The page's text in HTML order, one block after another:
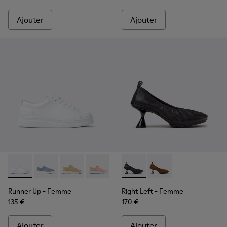
Ajouter Ajouter
Runner Up - K200508-041 - Baskets en cuir blanc pour
Runner Up - K200508-103
Runner Up - K200508-056
Runner Up - K200508-055
Runner Up - K200508-043
Runner Up - K200508-
Runner Up -
Runner Up - Femme
135 €
Right Left - K201976-001 -
Right Left -
Right Left - Femme
170 €